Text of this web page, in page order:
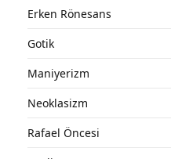
Erken Rönesans
Gotik
Maniyerizm
Neoklasizm
Rafael Öncesi